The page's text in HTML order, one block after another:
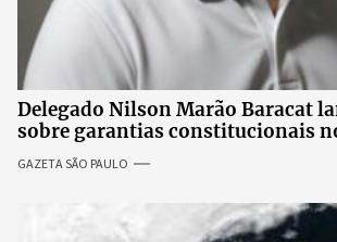
Delegado Nilson Marão Baracat
sobre garantias constitucionais
penal brasileiro
GAZETA SÃO PAULO